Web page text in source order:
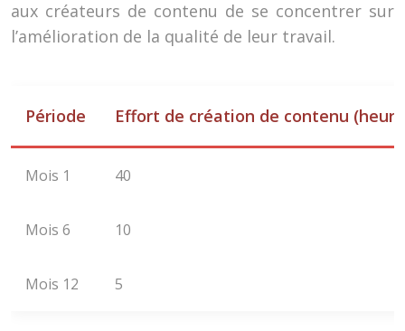
aux créateurs de contenu de se concentrer sur
l’amélioration de la qualité de leur travail.
Période Effort de création de contenu
Mois 1 40
Mois 6 10
Mois 12 5